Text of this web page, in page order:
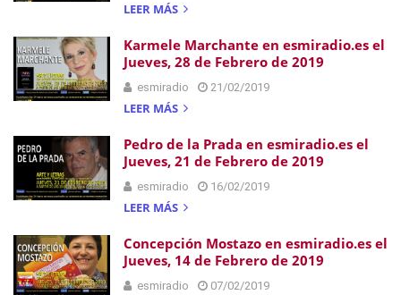
LEER MÁS
Karmele Marchante en esmiradio.es el
Jueves, 28 de Febrero de 2019
esmiradio 21/02/2019
LEER MÁS
Pedro de la Prada en esmiradio.es el
Jueves, 21 de Febrero de 2019
esmiradio 16/02/2019
LEER MÁS
Concepción Mostazo en esmiradio.es el
Jueves, 14 de Febrero de 2019
esmiradio 07/02/2019